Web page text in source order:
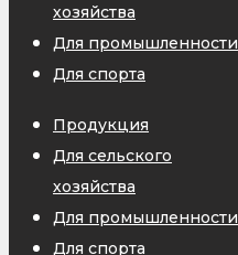
хозяйства
Для промышленности
Для спорта
Продукция
Для сельского
хозяйства
Для промышленности
Для спорта